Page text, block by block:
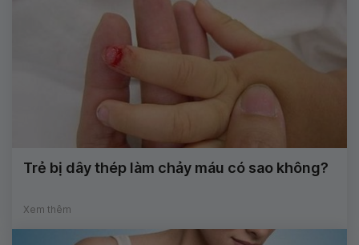
Trẻ bị dây thép làm chảy máu có sao không?
Xem thêm